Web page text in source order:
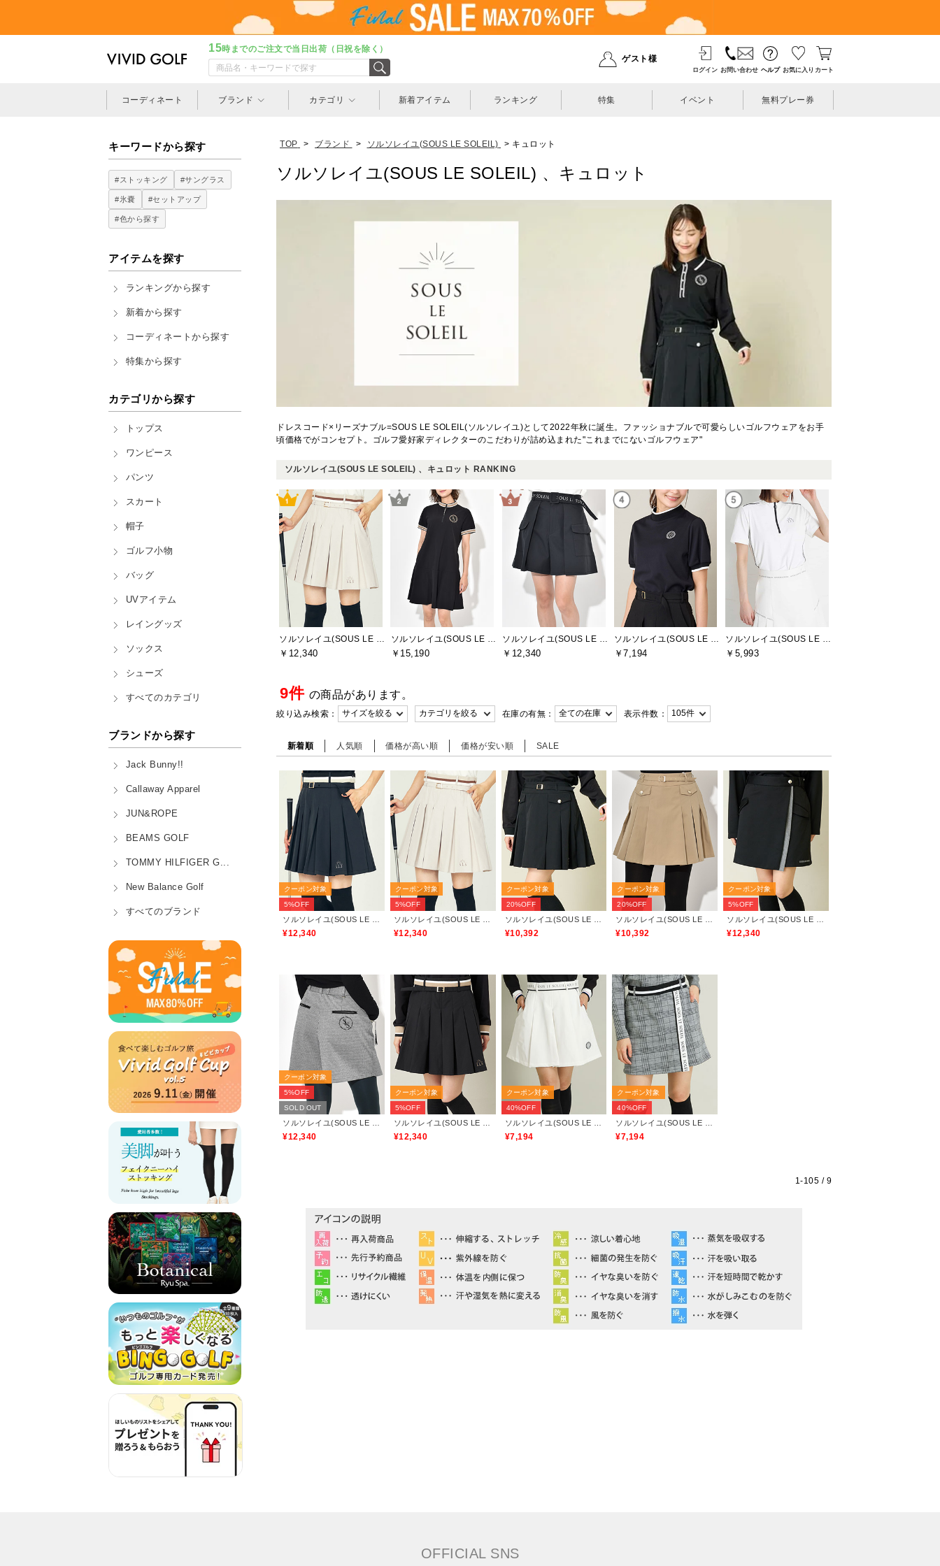
15時までのご注文で当日出荷（日祝を除く）
ゲスト様
ログイン お問い合わせ ヘルプ お気に入り カート
コーディネート ブランド カテゴリ 新着アイテム ランキング 特集 イベント 無料プレー券
キーワードから探す
#ストッキング #サングラス
#氷嚢 #セットアップ
#色から探す
アイテムを探す
ランキングから探す
新着から探す
コーディネートから探す
特集から探す
カテゴリから探す
トップス
ワンピース
パンツ
スカート
帽子
ゴルフ小物
バッグ
UVアイテム
レイングッズ
ソックス
シューズ
すべてのカテゴリ
ブランドから探す
Jack Bunny!!
Callaway Apparel
JUN&ROPE
BEAMS GOLF
TOMMY HILFIGER G...
New Balance Golf
すべてのブランド
TOP > ブランド > ソルソレイユ(SOUS LE SOLEIL) > キュロット
ソルソレイユ(SOUS LE SOLEIL) 、キュロット
ドレスコード×リーズナブル=SOUS LE SOLEIL(ソルソレイユ)として2022年秋に誕生。ファッショナブルで可愛らしいゴルフウェアをお手
頃価格でがコンセプト。ゴルフ愛好家ディレクターのこだわりが詰め込まれた"これまでにないゴルフウェア"
ソルソレイユ(SOUS LE SOLEIL) 、キュロット RANKING
￥12,340 ￥15,190 ￥12,340 ￥7,194 ￥5,993
9件 の商品があります。
絞り込み検索： 在庫の有無： 表示件数：
新着順 人気順 価格が高い順 価格が安い順 SALE
クーポン対象
5%OFF
¥12,340
クーポン対象
5%OFF
¥12,340
クーポン対象
20%OFF
¥10,392
クーポン対象
20%OFF
¥10,392
クーポン対象
5%OFF
¥12,340
クーポン対象
5%OFF
SOLD OUT
ソルソレイユ(SOUS LE SOLEIL)
¥12,340
クーポン対象
5%OFF
ソルソレイユ(SOUS LE SOLEIL)
¥12,340
クーポン対象
40%OFF
ソルソレイユ(SOUS LE SOLEIL)
¥7,194
クーポン対象
40%OFF
ソルソレイユ(SOUS LE SOLEIL)
¥7,194
1-105 / 9
OFFICIAL SNS